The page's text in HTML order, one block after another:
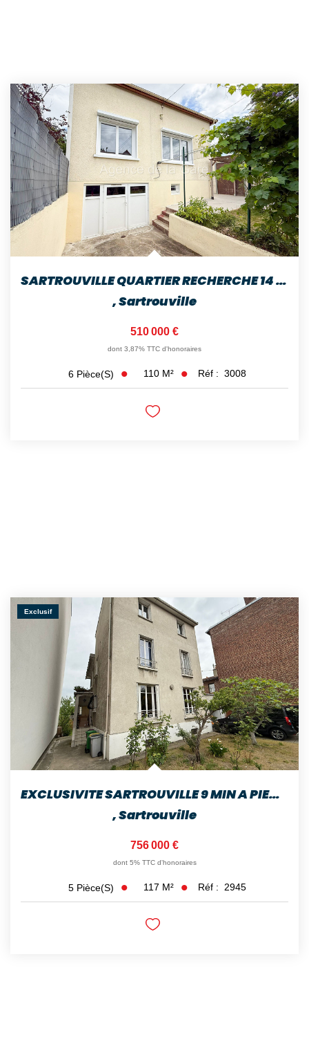
SARTROUVILLE QUARTIER RECHERCHE 14 MIN GARE MAISON DE 6...
,Sartrouville
510 000 €
dont 3,87% TTC d'honoraires
6 Pièce(s) 110 M² Réf : 3008
Exclusif
EXCLUSIVITE SARTROUVILLE 9 MIN A PIED DE LA GARE MAISON DE...
,Sartrouville
756 000 €
dont 5% TTC d'honoraires
5 Pièce(s) 117 M² Réf : 2945